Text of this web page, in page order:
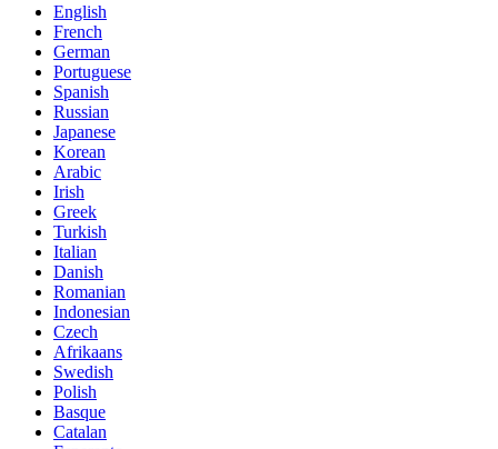
English
French
German
Portuguese
Spanish
Russian
Japanese
Korean
Arabic
Irish
Greek
Turkish
Italian
Danish
Romanian
Indonesian
Czech
Afrikaans
Swedish
Polish
Basque
Catalan